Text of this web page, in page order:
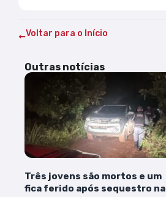
Voltar para o Início
Outras notícias
Três jovens são mortos e um
fica ferido após sequestro na